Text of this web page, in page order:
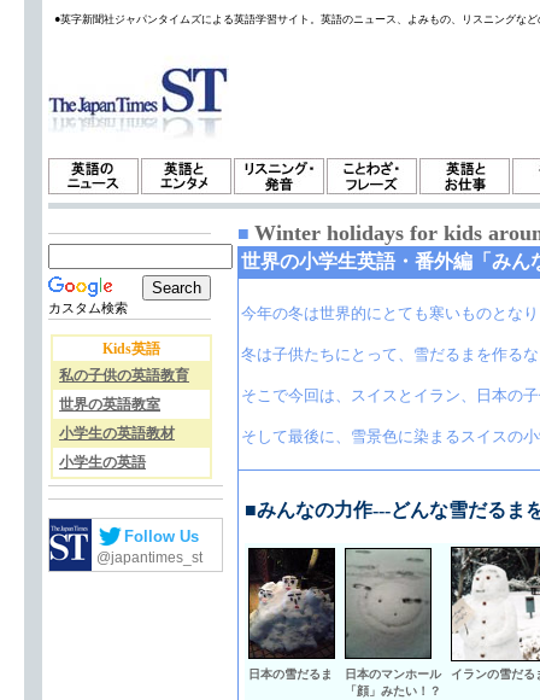
●英字新聞社ジャパンタイムズによる英語学習サイト。英語のニュース、よみもの、リスニングな
カスタム検索
Kids英語
私の子供の英語教育
世界の英語教室
小学生の英語教材
小学生の英語
Follow Us
@japantimes_st
■ Winter holidays for kids
世界の小学生英語・番外編「みん
今年の冬は世界的にとても寒いものとな
冬は子供たちにとって、雪だるまを作る
そこで今回は、スイスとイラン、日本の
そして最後に、雪景色に染まるスイスの
■みんなの力作---どんな雪だるま
日本の雪だるま
日本のマンホール
「顔」みたい！？
イランの雪だる